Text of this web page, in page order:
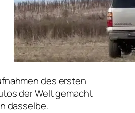
des ersten
der Welt gemacht
dasselbe.